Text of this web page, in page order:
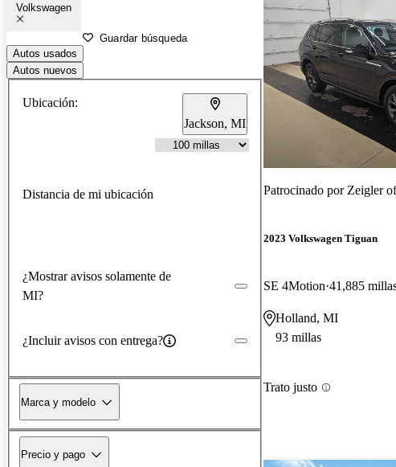
Volkswagen
Guardar búsqueda
Autos usados
Autos nuevos
Ubicación:
Jackson, MI
Distancia de mi ubicación
¿Mostrar avisos solamente de
MI?
¿Incluir avisos con entrega?
Marca y modelo
Precio y pago
Patrocinado por Zeigler
2023 Volkswagen Tiguan
SE 4Motion 41,885
Holland, MI
93 millas
Trato justo